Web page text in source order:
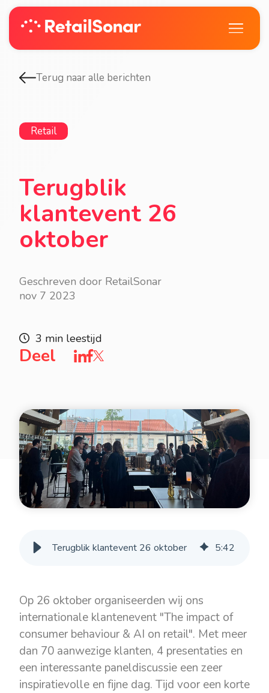
Terug naar alle berichten
Retail
Terugblik
klantevent 26
oktober
Geschreven door RetailSonar
nov 7 2023
3 min leestijd
Deel
Terugblik klantevent 26 oktober 5:42
Op 26 oktober organiseerden wij ons
internationale klantenevent "The impact of
consumer behaviour & AI on retail". Met meer
dan 70 aanwezige klanten, 4 presentaties en
een interessante paneldiscussie een zeer
inspiratievolle en fijne dag. Tijd voor een korte